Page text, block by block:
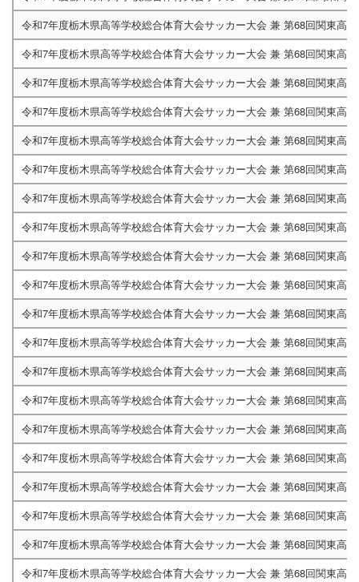
令和7年度栃木県高等学校総合体育大会サッカー大会 兼 第68回関東高
令和7年度栃木県高等学校総合体育大会サッカー大会 兼 第68回関東高
令和7年度栃木県高等学校総合体育大会サッカー大会 兼 第68回関東高
令和7年度栃木県高等学校総合体育大会サッカー大会 兼 第68回関東高
令和7年度栃木県高等学校総合体育大会サッカー大会 兼 第68回関東高
令和7年度栃木県高等学校総合体育大会サッカー大会 兼 第68回関東高
令和7年度栃木県高等学校総合体育大会サッカー大会 兼 第68回関東高
令和7年度栃木県高等学校総合体育大会サッカー大会 兼 第68回関東高
令和7年度栃木県高等学校総合体育大会サッカー大会 兼 第68回関東高
令和7年度栃木県高等学校総合体育大会サッカー大会 兼 第68回関東高
令和7年度栃木県高等学校総合体育大会サッカー大会 兼 第68回関東高
令和7年度栃木県高等学校総合体育大会サッカー大会 兼 第68回関東高
令和7年度栃木県高等学校総合体育大会サッカー大会 兼 第68回関東高
令和7年度栃木県高等学校総合体育大会サッカー大会 兼 第68回関東高
令和7年度栃木県高等学校総合体育大会サッカー大会 兼 第68回関東高
令和7年度栃木県高等学校総合体育大会サッカー大会 兼 第68回関東高
令和7年度栃木県高等学校総合体育大会サッカー大会 兼 第68回関東高
令和7年度栃木県高等学校総合体育大会サッカー大会 兼 第68回関東高
令和7年度栃木県高等学校総合体育大会サッカー大会 兼 第68回関東高
令和7年度栃木県高等学校総合体育大会サッカー大会 兼 第68回関東高